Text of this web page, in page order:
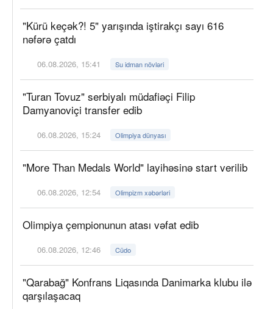
"Kürü keçək?! 5" yarışında iştirakçı sayı 616
nəfərə çatdı
06.08.2026, 15:41 Su idman növləri
"Turan Tovuz" serbiyalı müdafiəçi Filip
Damyanoviçi transfer edib
06.08.2026, 15:24 Olimpiya dünyası
"More Than Medals World" layihəsinə start verilib
06.08.2026, 12:54 Olimpizm xəbərləri
Olimpiya çempionunun atası vəfat edib
06.08.2026, 12:46 Cüdo
"Qarabağ" Konfrans Liqasında Danimarka klubu ilə
qarşılaşacaq